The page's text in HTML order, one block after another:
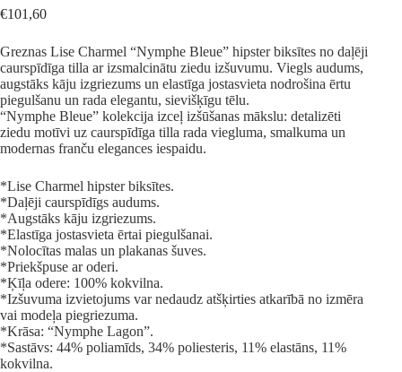
€101,60
Greznas Lise Charmel “Nymphe Bleue” hipster biksītes no daļēji
caurspīdīga tilla ar izsmalcinātu ziedu izšuvumu. Viegls audums,
augstāks kāju izgriezums un elastīga jostasvieta nodrošina ērtu
piegulšanu un rada elegantu, sievišķīgu tēlu.
“Nymphe Bleue” kolekcija izceļ izšūšanas mākslu: detalizēti
ziedu motīvi uz caurspīdīga tilla rada viegluma, smalkuma un
modernas franču elegances iespaidu.
*Lise Charmel hipster biksītes.
*Daļēji caurspīdīgs audums.
*Augstāks kāju izgriezums.
*Elastīga jostasvieta ērtai piegulšanai.
*Nolocītas malas un plakanas šuves.
*Priekšpuse ar oderi.
*Ķīļa odere: 100% kokvilna.
*Izšuvuma izvietojums var nedaudz atšķirties atkarībā no izmēra
vai modeļa piegriezuma.
*Krāsa: “Nymphe Lagon”.
*Sastāvs: 44% poliamīds, 34% poliesteris, 11% elastāns, 11%
kokvilna.